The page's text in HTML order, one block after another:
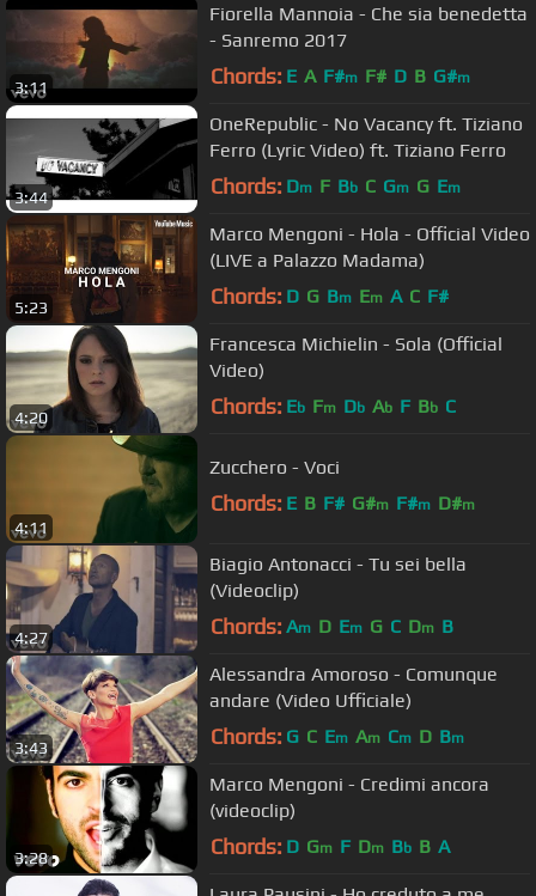
3:11
Fiorella Mannoia - Che sia benedetta
- Sanremo 2017
Chords: E A F#m F# D B G#m
3:44
OneRepublic - No Vacancy ft. Tiziano
Ferro (Lyric Video) ft. Tiziano Ferro
Chords: Dm F Bb C Gm G Em
5:23
Marco Mengoni - Hola - Official Video
(LIVE a Palazzo Madama)
Chords: D G Bm Em A C F#
4:20
Francesca Michielin - Sola (Official
Video)
Chords: Eb Fm Db Ab F Bb C
4:11
Zucchero - Voci
Chords: E B F# G#m F#m D#m
4:27
Biagio Antonacci - Tu sei bella
(Videoclip)
Chords: Am D Em G C Dm B
3:43
Alessandra Amoroso - Comunque
andare (Video Ufficiale)
Chords: G C Em Am Cm D Bm
3:28
Marco Mengoni - Credimi ancora
(videoclip)
Chords: D Gm F Dm Bb B A